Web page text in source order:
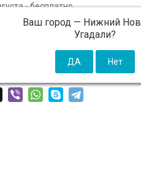
Ваш город — Нижний
Угадали?
- бесплатно
c 09 августа - 300 ₽ (от 5 000